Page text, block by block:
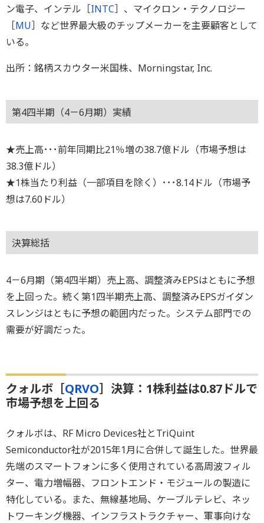
ン電子、インテル［INTC］、マイクロン・テクノロジー
［MU］など世界最大級のチップメーカーを主要顧客として
いる。
出所：銘柄スカウター米国株、Morningstar, Inc.
第4四半期（4－6月期）実績
★売上高･･･前年同期比21％増の38.7億ドル（市場予想は
38.3億ドル）
★1株当たり利益（一部項目を除く）･･･8.14ドル（市場予
想は7.60ドル）
決算総括
4－6月期（第4四半期）売上高、調整済みEPSはともに予想
を上回った。続く第1四半期売上高、調整済みEPSガイダン
スレンジはともに予想の範囲内だった。システム部門での
需要が好調だった。
クォルボ［QRVO］決算：1株利益は0.87ドルで
市場予想を上回る
クォルボは、RF Micro Devices社とTriQuint
Semiconductor社が2015年1月に合併して誕生した。世界最
先端のスマートフォンに多く使用されている高周波フィル
ター、電力増幅器、フロントエンド・モジュールの製造に
特化している。また、無線基地局、ケーブルテレビ、ネッ
トワーキング機器、インフラストラクチャー、軍事向けな